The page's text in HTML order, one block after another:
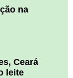
na
Ceará
leite